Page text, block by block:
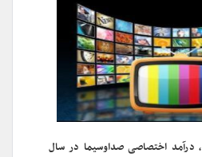
براساس لایحه بودجه ۱۴۰۴، درآمد اختصاصی صداوسیما در سال